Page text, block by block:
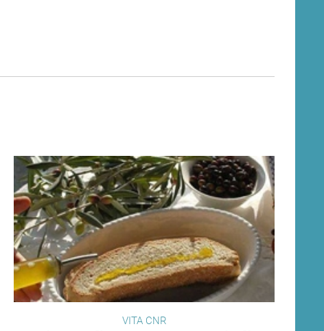
VITA CNR